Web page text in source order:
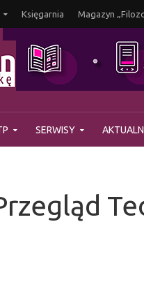
Księgarnia Magazyn
SERWISY